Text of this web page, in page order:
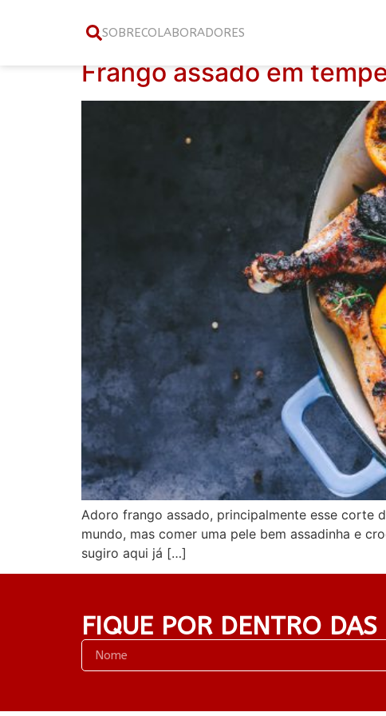
SOBRECOLABORADORES
Tag:coxa
Frango assado em
Adoro frango assado, principalmente esse corte
mundo, mas comer uma pele bem assadinha e
sugiro aqui já […]
FIQUE POR DENTRO